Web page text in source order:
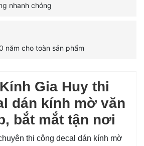
nhanh chóng
năm cho toàn sản phẩm
Gia Huy thi
dán kính mờ văn
bắt mắt tận nơi
thi công decal dán kính mờ